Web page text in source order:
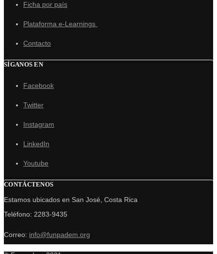
Ficha por país
Plataforma e-Learnings
Contacto
SÍGANOS EN
Facebook
Twitter
Instagram
LinkedIn
Youtube
CONTÁCTENOS
Estamos ubicados en San José, Costa Rica
Teléfono: 2283-9435
Correo: info@funpadem.org